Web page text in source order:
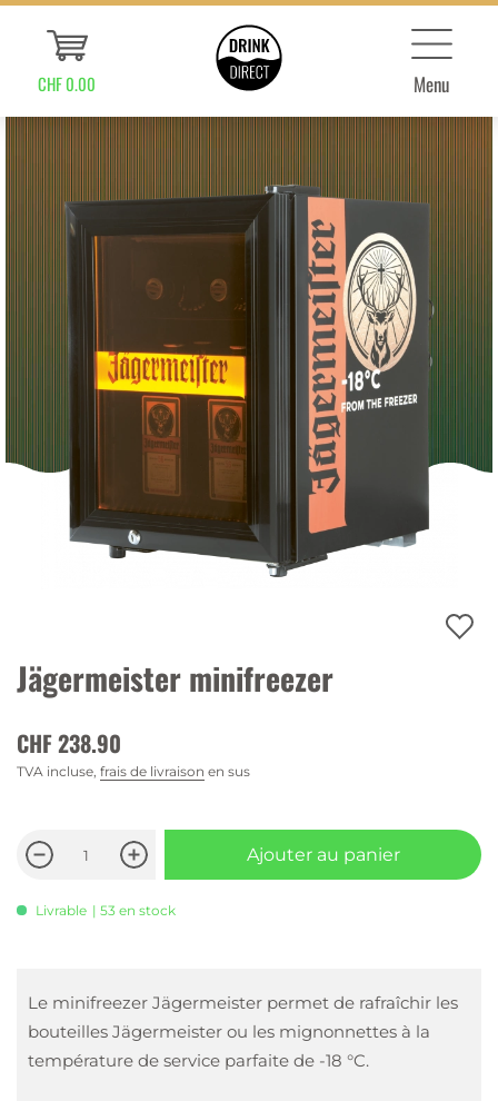
CHF 0.00 Menu
Jägermeister minifreezer
CHF 238.90
TVA incluse, frais de livraison en sus
Ajouter au panier
Livrable | 53 en stock
Le minifreezer Jägermeister permet de rafraîchir les
bouteilles Jägermeister ou les mignonnettes à la
température de service parfaite de -18 °C.